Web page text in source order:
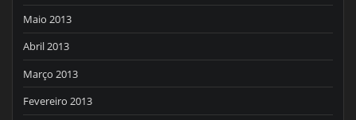
Maio 2013
Abril 2013
Março 2013
Fevereiro 2013